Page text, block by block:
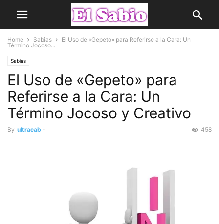
Home Sabias
El Uso de «Gepeto» para Referirse a la Cara: Un
Término Jocoso...
Sabias
El Uso de «Gepeto» para
Referirse a la Cara: Un
Término Jocoso y Creativo
By ultracab - 458